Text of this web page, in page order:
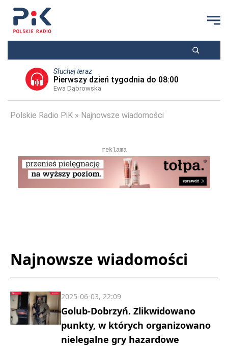
Słuchaj teraz
Pierwszy dzień tygodnia do 08:00
Ewa Dąbrowska
Polskie Radio PiK Najnowsze wiadomości
reklama
Najnowsze wiadomości
Golub-Dobrzyń. Zlikwidowano
punkty, w których organizowano
nielegalne gry hazardowe
2025-06-03, 22:09